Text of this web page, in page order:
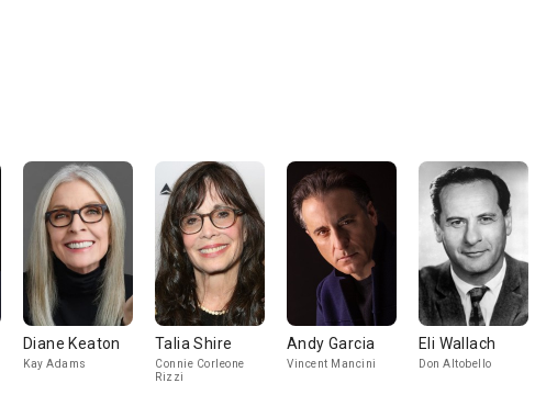
Diane Keaton
Kay Adams
Talia Shire
Connie Corleone
Rizzi
Andy Garcia
Vincent Mancini
Eli Wallach
Don Altobello